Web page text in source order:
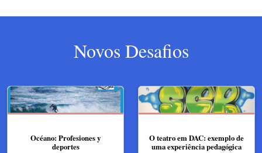
Novos Desafios
Océano: Profesiones y
deportes
O teatro em DAC: exemplo de
uma experiência pedagógica